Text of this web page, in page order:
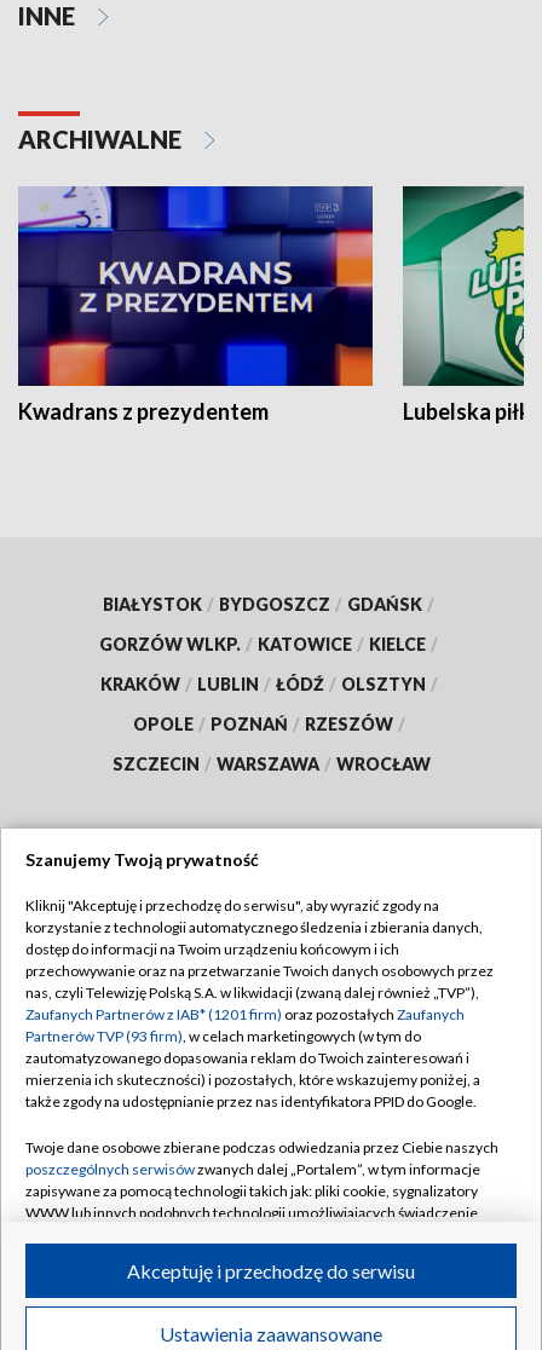
INNE
ARCHIWALNE
Kwadrans z prezydentem Lubelska piłka
BIAŁYSTOK / BYDGOSZCZ / GDAŃSK /
GORZÓW WLKP. / KATOWICE / KIELCE /
KRAKÓW / LUBLIN / ŁÓDŹ / OLSZTYN /
OPOLE / POZNAŃ / RZESZÓW /
SZCZECIN / WARSZAWA / WROCŁAW
TVP
Abonament TVP
Emisja w TVP
Centrum informacji TVP
Naziemna Telewizja Cyfrowa
Rada Programowa
System NOS
Informacje o nadawcy
Program dla prasy
Regulamin TVP
Polityka prywatności
Moje zgody
Pomoc
Kontakt
Kanały
©2026 Telewizja Polska S.A. w likwidacji
Szanujemy Twoją prywatność
Kliknij "Akceptuję i przechodzę do serwisu", aby wyrazić zgody na
korzystanie z technologii automatycznego śledzenia i zbierania danych,
dostęp do informacji na Twoim urządzeniu końcowym i ich
przechowywanie oraz na przetwarzanie Twoich danych osobowych przez
nas, czyli Telewizję Polską S.A. w likwidacji (zwaną dalej również „TVP”),
Zaufanych Partnerów z IAB* (1201 firm) oraz pozostałych Zaufanych
Partnerów TVP (93 firm), w celach marketingowych (w tym do
zautomatyzowanego dopasowania reklam do Twoich zainteresowań i
mierzenia ich skuteczności) i pozostałych, które wskazujemy poniżej, a
także zgody na udostępnianie przez nas identyfikatora PPID do Google.
Twoje dane osobowe zbierane podczas odwiedzania przez Ciebie naszych
poszczególnych serwisówzwanych dalej „Portalem”, w tym informacje
zapisywane za pomocą technologii takich jak: pliki cookie, sygnalizatory
WWW lub innych podobnych technologii umożliwiających świadczenie
ruchu w Internecie.
Twoje dane osobowe zbierane podczas odwiedzania przez Ciebie
poszczególnych serwisówna Portalu, takie jak adresy IP, identyfikatory
Ustawienia zaawansowane
Akceptuję i przechodzę do serwisu